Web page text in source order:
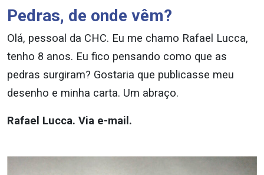
Pedras, de onde vêm?
Olá, pessoal da CHC. Eu me chamo Rafael Lucca,
tenho 8 anos. Eu fico pensando como que as
pedras surgiram? Gostaria que publicasse meu
desenho e minha carta. Um abraço.
Rafael Lucca. Via e-mail.